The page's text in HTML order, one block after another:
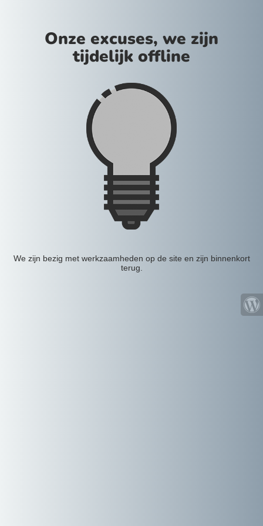
Onze excuses, we zijn
tijdelijk offline
We zijn bezig met werkzaamheden op de site en zijn binnenkort
terug.